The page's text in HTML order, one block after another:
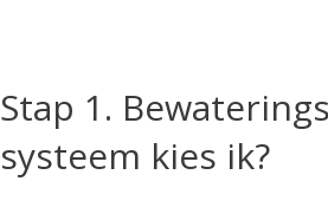
Stap 1.
systeem kies ik?